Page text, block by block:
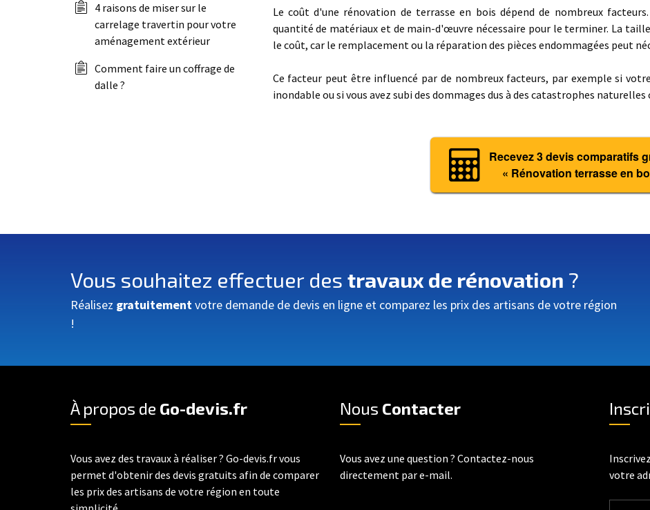
Le coût d'une rénovation de terrasse en bois dépend de nombreux
quantité de matériaux et de main-d'œuvre nécessaire pour le terminer. La
le coût, car le remplacement ou la réparation des pièces endommagées peut
Ce facteur peut être influencé par de nombreux facteurs, par exemple si
inondable ou si vous avez subi des dommages dus à des catastrophes
Recevez 3 devis comparatifs
« Rénovation terrasse en
4 raisons de miser sur le
carrelage travertin pour votre
aménagement extérieur
Comment faire un coffrage de
dalle ?
Vous souhaitez effectuer des travaux de rénovation ?
Réalisez gratuitementvotre demande de devis en ligne et comparez les prix des artisans de votre région
!
À propos de Go-devis.fr
Vous avez des travaux à réaliser ? Go-devis.fr vous
permet d'obtenir des devis gratuits afin de comparer
les prix des artisans de votre région en toute
Nous Contacter
Vous avez une question ? Contactez-nous
directement par e-mail.
votre